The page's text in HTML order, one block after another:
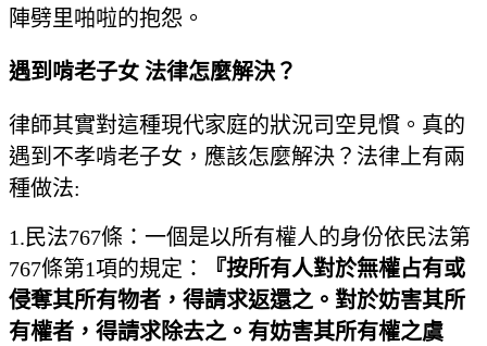
陣劈里啪啦的抱怨。
遇到啃老子女 法律怎麼解決？
律師其實對這種現代家庭的狀況司空見慣。真的
遇到不孝啃老子女，應該怎麼解決？法律上有兩
種做法:
1.民法767條：一個是以所有權人的身份依民法第
767條第1項的規定：
『按所有人對於無權占有或
侵奪其所有物者，得請求返還之。對於妨害其所
有權者，得請求除去之。有妨害其所有權之虞